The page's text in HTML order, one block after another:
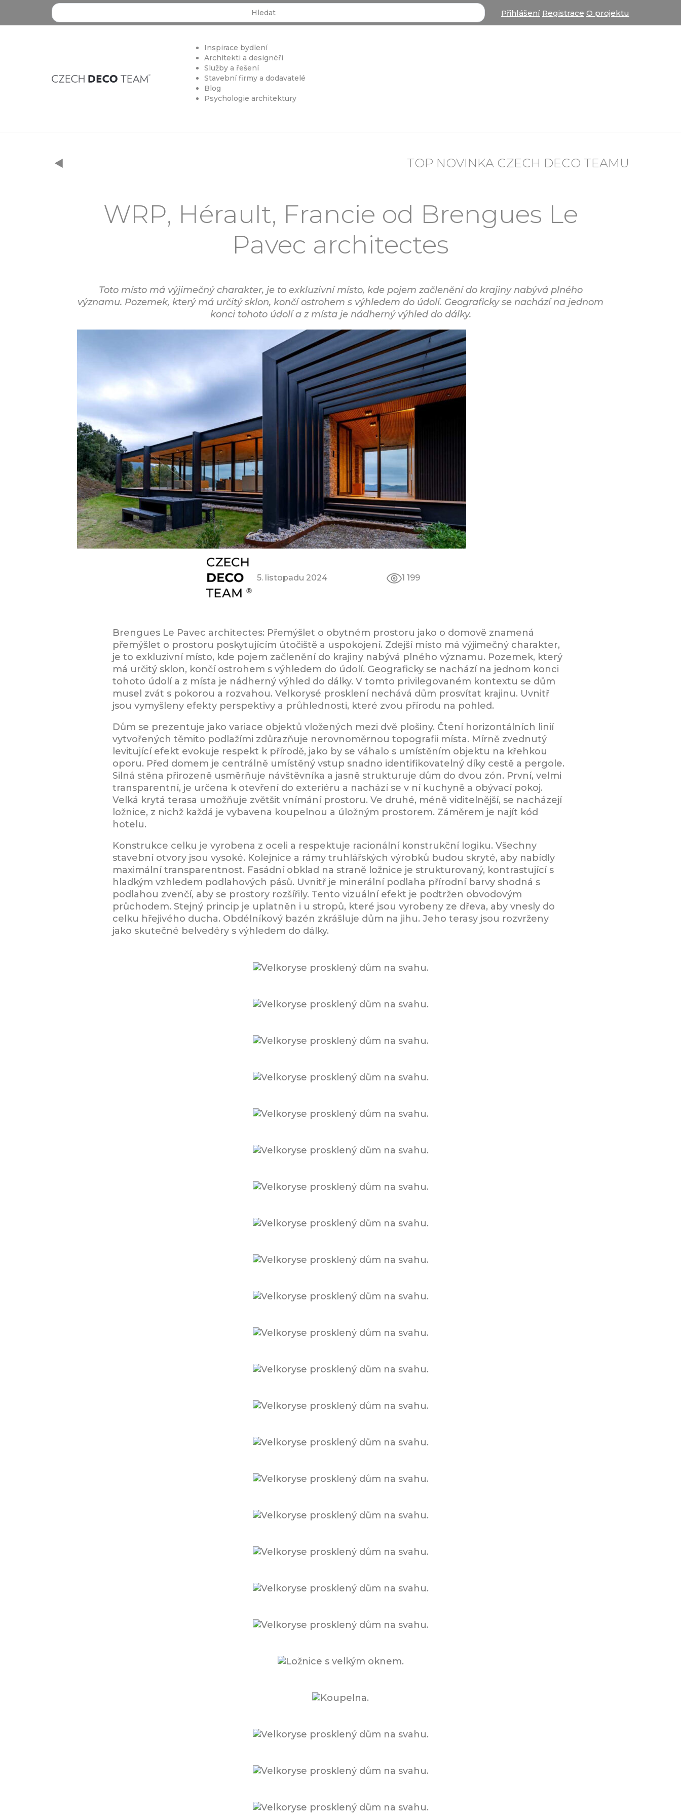
Search ... Přihlášení Registrace O projektu
Inspirace bydlení
Architekti a designéři
Služby a řešení
Stavební firmy a dodavatelé
Blog
Psychologie architektury
TOP NOVINKA CZECH DECO TEAMU
WRP, Hérault, Francie od Brengues Le
Pavec architectes
Toto místo má výjimečný charakter, je to exkluzivní místo, kde pojem začlenění do krajiny nabývá plného
významu. Pozemek, který má určitý sklon, končí ostrohem s výhledem do údolí. Geograficky se nachází na jednom
konci tohoto údolí a z místa je nádherný výhled do dálky.
5. listopadu 2024 1 199
Brengues Le Pavec architectes: Přemýšlet o obytném prostoru jako o domově znamená
přemýšlet o prostoru poskytujícím útočiště a uspokojení. Zdejší místo má výjimečný charakter,
je to exkluzivní místo, kde pojem začlenění do krajiny nabývá plného významu. Pozemek, který
má určitý sklon, končí ostrohem s výhledem do údolí. Geograficky se nachází na jednom konci
tohoto údolí a z místa je nádherný výhled do dálky. V tomto privilegovaném kontextu se dům
musel zvát s pokorou a rozvahou. Velkorysé prosklení nechává dům prosvítat krajinu. Uvnitř
jsou vymyšleny efekty perspektivy a průhlednosti, které zvou přírodu na pohled.
Dům se prezentuje jako variace objektů vložených mezi dvě plošiny. Čtení horizontálních linií
vytvořených těmito podlažími zdůrazňuje nerovnoměrnou topografii místa. Mírně zvednutý
levitující efekt evokuje respekt k přírodě, jako by se váhalo s umístěním objektu na křehkou
oporu. Před domem je centrálně umístěný vstup snadno identifikovatelný díky cestě a pergole.
Silná stěna přirozeně usměrňuje návštěvníka a jasně strukturuje dům do dvou zón. První, velmi
transparentní, je určena k otevření do exteriéru a nachází se v ní kuchyně a obývací pokoj.
Velká krytá terasa umožňuje zvětšit vnímání prostoru. Ve druhé, méně viditelnější, se nacházejí
ložnice, z nichž každá je vybavena koupelnou a úložným prostorem. Záměrem je najít kód
hotelu.
Konstrukce celku je vyrobena z oceli a respektuje racionální konstrukční logiku. Všechny
stavební otvory jsou vysoké. Kolejnice a rámy truhlářských výrobků budou skryté, aby nabídly
maximální transparentnost. Fasádní obklad na straně ložnice je strukturovaný, kontrastující s
hladkým vzhledem podlahových pásů. Uvnitř je minerální podlaha přírodní barvy shodná s
podlahou zvenčí, aby se prostory rozšířily. Tento vizuální efekt je podtržen obvodovým
průchodem. Stejný princip je uplatněn i u stropů, které jsou vyrobeny ze dřeva, aby vnesly do
celku hřejivého ducha. Obdélníkový bazén zkrášluje dům na jihu. Jeho terasy jsou rozvrženy
jako skutečné belvedéry s výhledem do dálky.